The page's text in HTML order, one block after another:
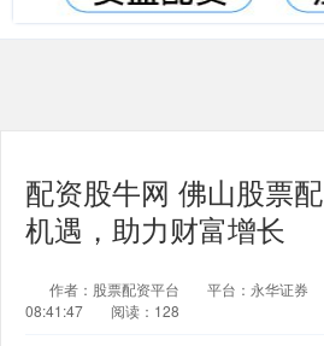
配资股牛网 佛山股票
机遇，助力财富增长
作者：股票配资平台 平台：永华证券
08:41:47
阅读：128